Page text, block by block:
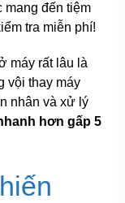
mang đến tiệm
tra miễn phí!
máy rất lâu là
vội thay máy
nhân và xử lý
hơn gấp 5